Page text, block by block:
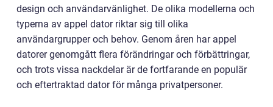
design och användarvänlighet. De olika modellerna och
typerna av appel dator riktar sig till olika
användargrupper och behov. Genom åren har appel
datorer genomgått flera förändringar och förbättringar,
och trots vissa nackdelar är de fortfarande en populär
och eftertraktad dator för många privatpersoner.